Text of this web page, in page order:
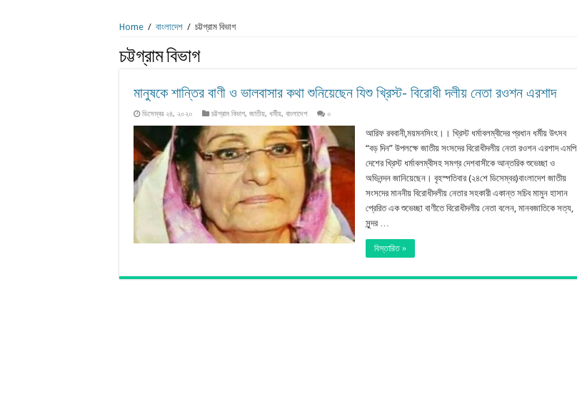
Home / বাংলাদেশ / চট্টগ্রাম বিভাগ
চট্টগ্রাম বিভাগ
মানুষকে শান্তির বাণী ও ভালবাসার কথা শুনিয়েছেন যিশু খ্রিস্ট- বিরোধী দলীয় নেতা রওশন এরশাদ
ডিসেম্বর ২৪, ২০২০ চট্টগ্রাম বিভাগ, জাতীয়, ধর্মীয়, বাংলাদেশ ০
আরিফ রববানী,ময়মনসিংহ।। খ্রিস্ট ধর্মাবলম্বীদের প্রধান ধর্মীয় উৎসব
“বড় দিন” উপলক্ষে জাতীয় সংসদের বিরোধীদলীয় নেতা রওশন এরশাদ এমপি
দেশের খ্রিস্ট ধর্মাবলম্বীসহ সমগ্র দেশবাসীকে আন্তরিক শুভেচ্ছা ও
অভিনন্দন জানিয়েছেন। বৃহস্পতিবার (২৪শে ডিসেম্বর)বাংলাদেশ জাতীয়
সংসদের মাননীয় বিরোধীদলীয় নেতার সহকারী একান্ত সচিব মামুন হাসান
প্রেরিত এক শুভেচ্ছা বাণীতে বিরোধীদলীয় নেতা বলেন, মানবজাতিকে সত্য,
সুন্দর …
বিস্তারিত »